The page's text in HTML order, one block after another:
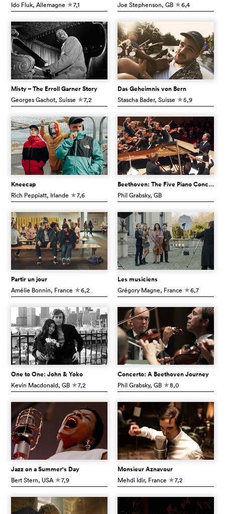
Ido Fluk, Allemagne c7,1 Joe Stephenson, GB c6,4
Misty – The Erroll Garner Story
Georges Gachot, Suisse c7,2
Das Geheimnis von Bern
Stascha Bader, Suisse c5,9
Kneecap
Rich Peppiatt, Irlande c7,6
Beethoven: The Five Piano Concertos
Phil Grabsky, GB
Partir un jour
Amélie Bonnin, France c6,2
Les musiciens
Grégory Magne, France c6,7
One to One: John & Yoko
Kevin Macdonald, GB c7,2
Concerto: A Beethoven Journey
Phil Grabsky, GB c8,0
Jazz on a Summer's Day
Bert Stern, USA c7,9
Monsieur Aznavour
Mehdi Idir, France c7,2